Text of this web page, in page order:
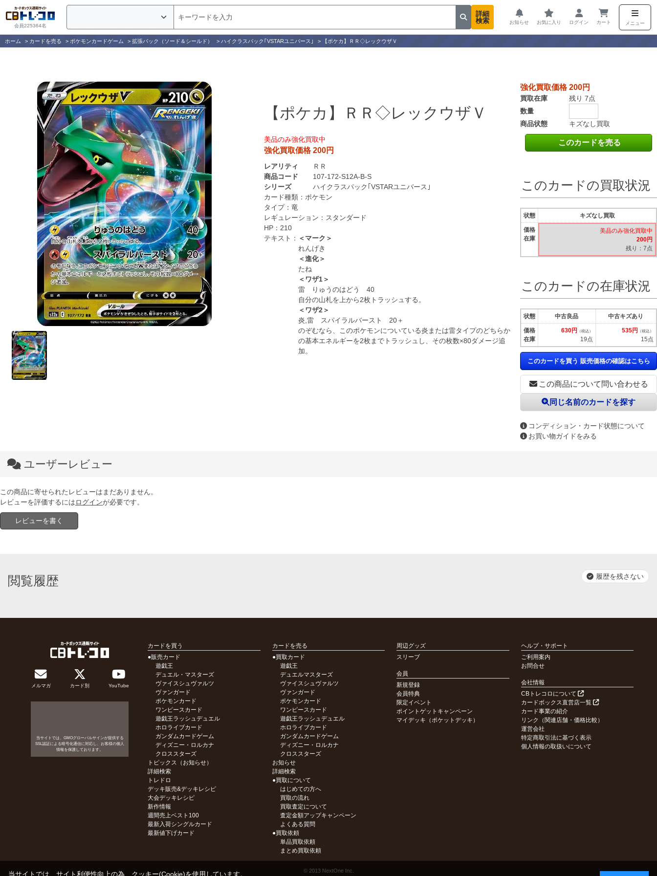
会員225364名
詳細
検索
お知らせ お気に入り ログイン カート メニュー
ホーム > カードを売る > ポケモンカードゲーム > 拡張パック（ソード＆シールド） > ハイクラスパック｢VSTARユニバース｣ > 【ポケカ】ＲＲ◇レックウザＶ
【ポケカ】ＲＲ◇レックウザＶ
美品のみ強化買取中
強化買取価格 200円
レアリティ
ＲＲ
商品コード
107-172-S12A-B-S
シリーズ
ハイクラスパック｢VSTARユニバース｣
カード種類： ポケモン
タイプ： 竜
レギュレーション： スタンダード
HP： 210
テキスト： ＜マーク＞
れんげき
＜進化＞
たね
＜ワザ1＞
雷 りゅうのはどう 40
自分の山札を上から2枚トラッシュする。
＜ワザ2＞
炎,雷 スパイラルバースト 20＋
のぞむなら、このポケモンについている炎または雷タイプのどちらか
の基本エネルギーを2枚までトラッシュし、その枚数×80ダメージ追
加。
強化買取価格 200円
商品状態 キズなし買取
買取在庫
残り 7点
数量
このカードを売る
この商品について問い合わせる
同じ名前のカードを探す
コンディション・カード状態について
お買い物ガイドをみる
このカードの買取状況
状態
価格
在庫
キズなし買取
美品のみ強化買取中
200円
残り：7点
このカードの在庫状況
状態
価格
在庫
中古良品
630円 （税込）
19点
中古キズあり
535円 （税込）
15点
このカードを買う 販売価格の確認はこちら
ユーザーレビュー
この商品に寄せられたレビューはまだありません。
レビューを評価するにはログインが必要です。
レビューを書く
閲覧履歴 履歴を残さない
メルマガ カード別 YouTube
当サイトでは、GMOグローバルサインが提供する
SSL認証による暗号化通信に対応し、お客様の個人
情報を保護しております。
カードを買う
●販売カード
遊戯王
デュエル・マスターズ
ヴァイスシュヴァルツ
ヴァンガード
ポケモンカード
ワンピースカード
遊戯王ラッシュデュエル
ホロライブカード
ガンダムカードゲーム
ディズニー・ロルカナ
クロススターズ
トピックス（お知らせ）
詳細検索
トレドロ
デッキ販売&デッキレシピ
大会デッキレシピ
新作情報
週間売上ベスト100
最新入荷シングルカード
最新値下げカード
カードを売る
●買取カード
遊戯王
デュエルマスターズ
ヴァイスシュヴァルツ
ヴァンガード
ポケモンカード
ワンピースカード
遊戯王ラッシュデュエル
ホロライブカード
ガンダムカードゲーム
ディズニー・ロルカナ
クロススターズ
お知らせ
詳細検索
●買取について
はじめての方へ
買取の流れ
買取査定について
査定金額アップキャンペーン
よくある質問
●買取依頼
単品買取依頼
まとめ買取依頼
周辺グッズ
スリーブ
会員
新規登録
会員特典
限定イベント
ポイントゲットキャンペーン
マイデッキ（ポケットデッキ）
ヘルプ・サポート
ご利用案内
お問合せ
会社情報
CBトレコロについて
カードボックス直営店一覧
カード事業の紹介
リンク（関連店舗・価格比較）
運営会社
特定商取引法に基づく表示
個人情報の取扱いについて
© 2013 NextOne Inc.
当サイトでは、サイト利便性向上の為、クッキー(Cookie)を使用しています。